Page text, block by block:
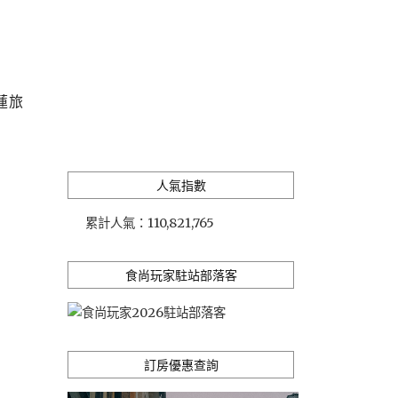
旅
人氣指數
累計人氣： 110,821,765
食尚玩家駐站部落客
訂房優惠查詢